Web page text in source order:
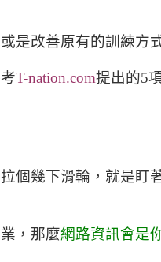
是改善原有的訓練方
T-nation.com提出的5
個幾下滑輪，就是盯
，那麼網路資訊會是